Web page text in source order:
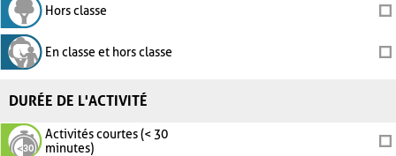
Hors classe
En classe et hors classe
DURÉE DE L'ACTIVITÉ
Activités courtes (< 30
minutes)